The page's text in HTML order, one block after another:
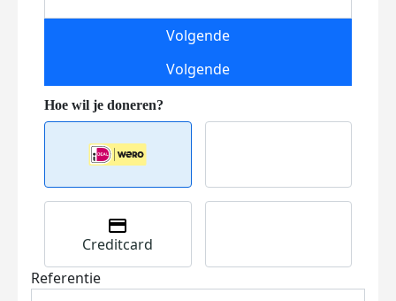
Volgende
Volgende
Creditcard
Referentie